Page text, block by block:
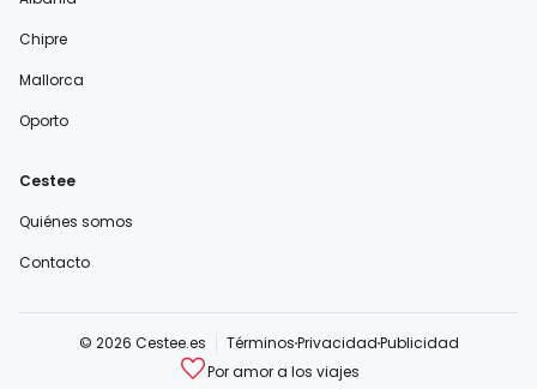
Chipre
Mallorca
Oporto
Cestee
Quiénes somos
Contacto
© 2026 Cestee.es TérminosPrivacidadPublicidad
Por amor a los viajes